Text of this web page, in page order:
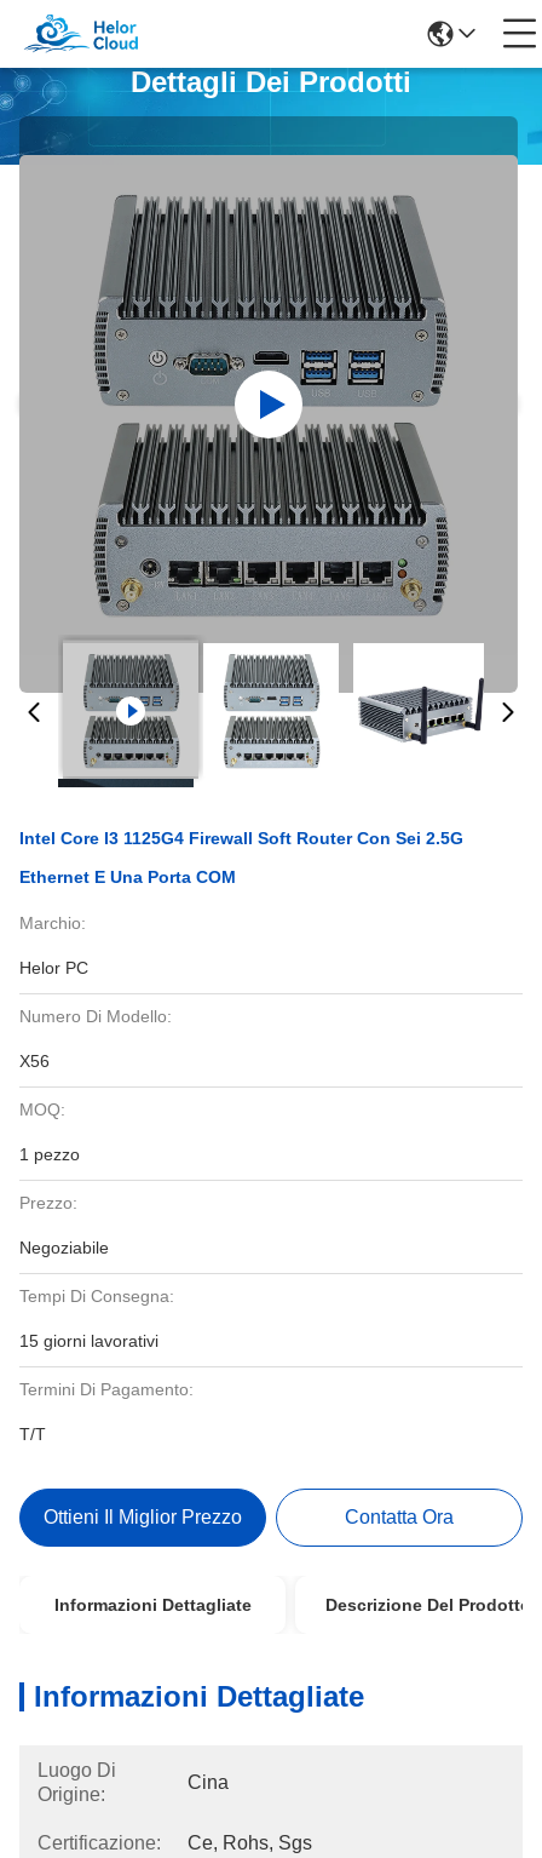
Dettagli Dei Prodotti
Intel Core I3 1125G4 Firewall Soft Router Con Sei 2.5G
Ethernet E Una Porta COM
Marchio:
Helor PC
Numero Di Modello:
X56
MOQ:
1 pezzo
Prezzo:
Negoziabile
Tempi Di Consegna:
15 giorni lavorativi
Termini Di Pagamento:
T/T
Ottieni Il Miglior Prezzo Contatta Ora
Informazioni Dettagliate Descrizione Del Prodotto
Informazioni Dettagliate
Luogo Di
Origine:
Cina
Certificazione: Ce, Rohs, Sgs